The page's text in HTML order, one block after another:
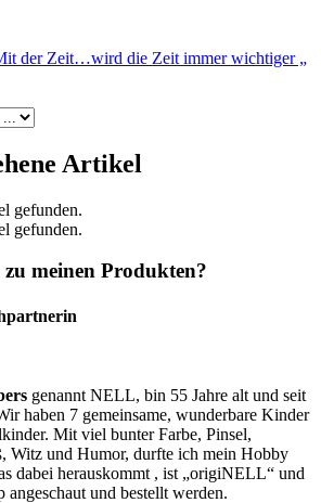
der Zeit…wird die Zeit immer wichtiger „
Artikel
gefunden.
gefunden.
zu meinen Produkten?
genannt NELL, bin 55 Jahre alt und seit
haben 7 gemeinsame, wunderbare Kinder
Mit viel bunter Farbe, Pinsel,
Witz und Humor, durfte ich mein Hobby
dabei herauskommt , ist „origiNELL“ und
angeschaut und bestellt werden.